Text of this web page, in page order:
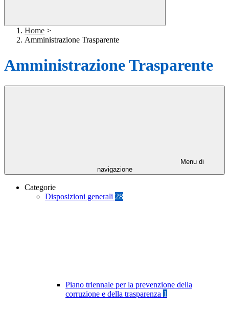
Home >
Amministrazione Trasparente
Amministrazione Trasparente
Menu di
navigazione
Categorie
Disposizioni generali 28
Piano triennale per la prevenzione della
corruzione e della trasparenza 1